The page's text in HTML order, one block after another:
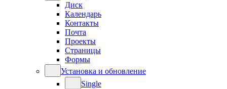
Диск
Календарь
Контакты
Почта
Проекты
Страницы
Формы
Установка и обновление
Single